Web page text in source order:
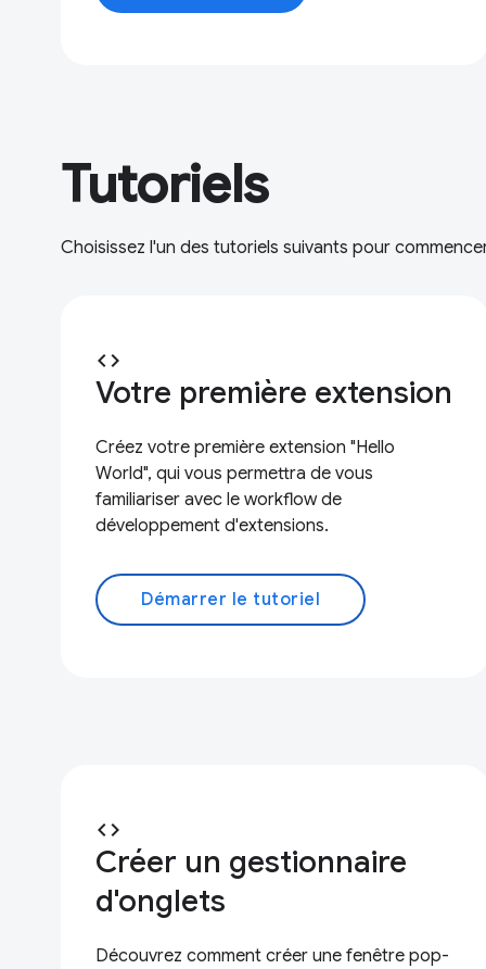
Tutoriels
Choisissez l'un des tutoriels suivants pour
code
Votre première extension
Créez votre première extension "Hello
World", qui vous permettra de vous
familiariser avec le workflow de
développement d'extensions.
Démarrer le tutoriel
code
Créer un gestionnaire
d'onglets
Découvrez comment créer une fenêtre pop-